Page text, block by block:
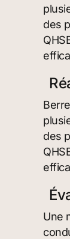
des
des
Une